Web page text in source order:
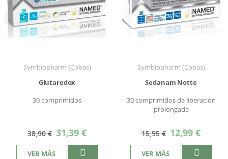
Symbiopharm (Cobas)
Glutaredox
30 comprimidos
38,90 € Precio
especial
31,39 €
VER MÁS
Symbiopharm (Cobas)
Sedanam Notte
30 comprimidos de liberación
prolongada
15,95 € Precio
especial
12,99 €
VER MÁS